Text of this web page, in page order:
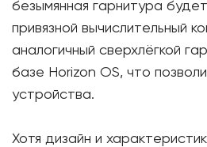
безымянная гарнитура
привязной вычислительный
аналогичный сверхлёгкой
базе Horizon OS, что
устройства.
Хотя дизайн и